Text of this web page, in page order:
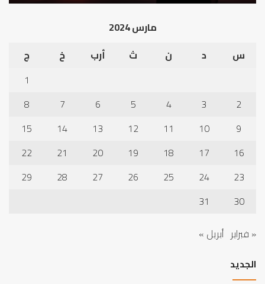
مارس 2024
س
د ن ث أرب خ
ج
1
2
3
4
5
6
7
8
9
10
11
12
13
14
15
16
17
18
19
20
21
22
23
24
25
26
27
28
29
30
31
« فبراير أبريل »
الجديد